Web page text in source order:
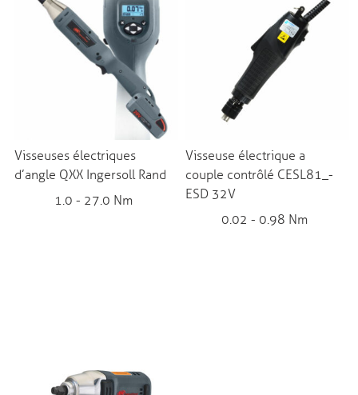
Visseuses électriques
d’angle QXX Ingersoll Rand
1.0 - 27.0 Nm
Visseuse électrique a
couple contrôlé CESL81_-
ESD 32V
0.02 - 0.98 Nm